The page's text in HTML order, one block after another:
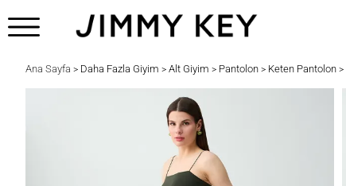
Ana Sayfa > Daha Fazla Giyim > Alt Giyim > Pantolon > Keten Pantolon >